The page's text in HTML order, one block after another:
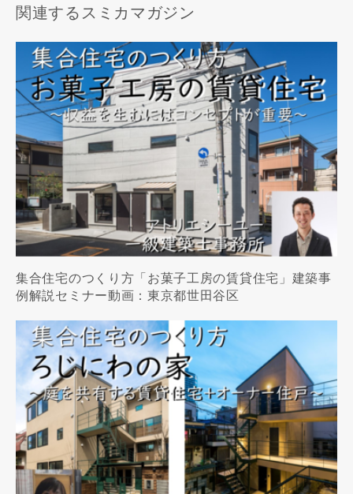
関連するスミカマガジン
集合住宅のつくり方「お菓子工房の賃貸住宅」建築事
例解説セミナー動画：東京都世田谷区